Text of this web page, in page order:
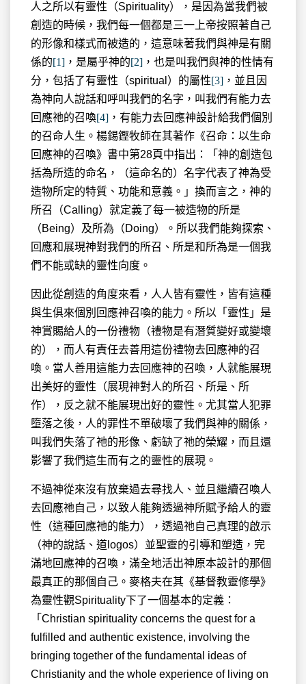
人之所以有靈性（Spirituality），是因為當我們被
創造的時候，我們每一個都是三一上帝按照著自己
的形像和樣式而被造的，這意味著我們與神是有關
係的[1] ，是屬乎神的[2] ，也是叫我們與神的性情有
分，包括了有靈性（spiritual）的屬性[3] ，並且因
為神向人說話和呼叫我們的名字，叫我們有能力去
回應祂的召喚[4] ，有能力去回應神設計給我們個別
的召命人生。楊錫鏗牧師在其著作《召命：以生命
回應神的召喚》書中第28頁中指出：「神的創造包
括為所造的命名，（這命名的）名字代表了神為受
造物所定的特質、功能和意義。」換而言之，神的
所召（Calling）就定義了每一被造物的所是
（Being）及所為（Doing）。所以我們能夠探索、
回應和展現神對我們的所召、所是和所為是一個我
們不能或缺的靈性向度。
因此從創造的角度來看，人人皆有靈性，皆有這種
與生俱來個別回應神召喚的能力。所以「靈性」是
神賞賜給人的一份禮物（禮物是有潛質變好或變壞
的），而人有責任去善用這份禮物去回應神的召
喚。當人善用這能力去回應神的召喚，人就能展現
出美好的靈性（展現神對人的所召、所是、所
作），反之就不能展現出好的靈性。尤其當人犯罪
墮落之後，人的罪性不單破壞了我們與神的關係，
叫我們失落了祂的形像、虧缺了祂的榮耀，而且還
影響了我們這生而有之的靈性的展現。
不過神從來沒有放棄過去尋找人、並且繼續召喚人
去回應祂自己，以致人能夠透過神所賦予給人的靈
性（這種回應祂的能力），透過祂自己真理的啟示
（神的說話、道logos）並聖靈的引導和塑造，完
滿地回應神的召喚，滿全地活出神原本設計的那個
最真正的那個自己。麥格夫在其《基督教靈修學》
為靈性觀Spirituality下了一個基本的定義：
「Christian spirituality concerns the quest for a
fulfilled and authentic existence, involving the
bringing together of the fundamental ideas of
Christianity and the whole experience of living on